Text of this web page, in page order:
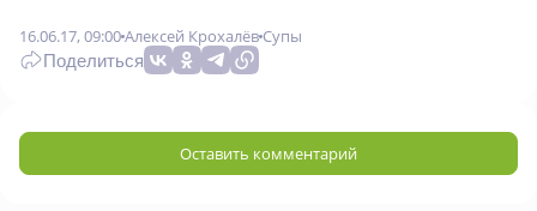
16.06.17, 09:00Алексей Крохалёв Супы
Поделиться
Оставить комментарий